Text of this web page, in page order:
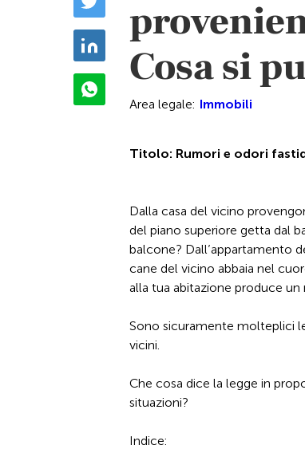
Cosa si
Area legale: Immobili
Titolo: Rumori e odori
Dalla casa del vicino
del piano superiore getta dal
balcone? Dall’appartamento
cane del vicino abbaia nel
alla tua abitazione produce
Sono sicuramente molteplici
vicini.
Che cosa dice la legge in
situazioni?
Indice: